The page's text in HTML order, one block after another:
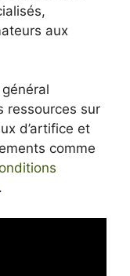
aux
ressources sur
d’artifice et
comme
.